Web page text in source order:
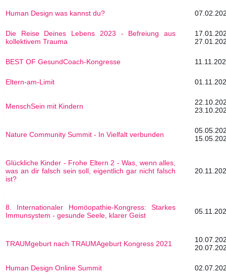
Human Design was kannst du?
Die Reise Deines Lebens 2023 - Befreiung aus
kollektivem Trauma
BEST OF GesundCoach-Kongresse
Eltern-am-Limit
MenschSein mit Kindern
Nature Community Summit - In Vielfalt verbunden
Glückliche Kinder - Frohe Eltern 2 - Was, wenn alles,
was an dir falsch sein soll, eigentlich gar nicht falsch
ist?
8. Internationaler Homöopathie-Kongress: Starkes
Immunsystem - gesunde Seele, klarer Geist
TRAUMgeburt nach TRAUMAgeburt Kongress 2021
Human Design Online Summit